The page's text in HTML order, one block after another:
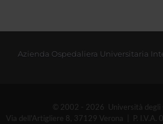
Azienda Ospedaliera Universitaria
© 2002 - 2026 Università degli
Via dell'Artigliere 8, 37129 Verona | P.